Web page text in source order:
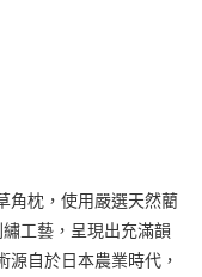
即使用無須另外申請。
自動跳轉到大哥付的交易
角枕，使用嚴選天然藺
工藝，呈現出充滿韻
源自於日本農業時代，